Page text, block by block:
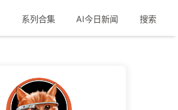
系列合集 AI今日新闻 搜索